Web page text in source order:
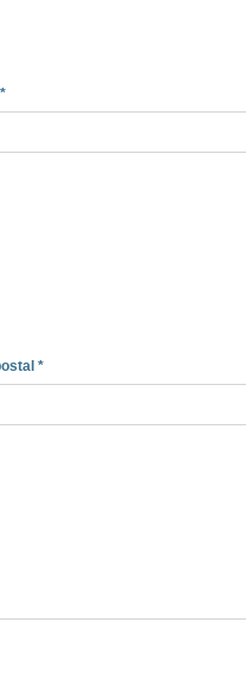
*
*